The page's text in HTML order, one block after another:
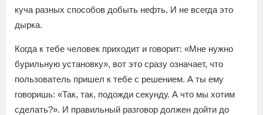
куча разных способов добыть нефть. И не всегда это
дырка.
Когда к тебе человек приходит и говорит: «Мне нужно
бурильную установку», вот это сразу означает, что
пользователь пришел к тебе с решением. А ты ему
говоришь: «Так, так, подожди секунду. А что мы хотим
сделать?». И правильный разговор должен дойти до